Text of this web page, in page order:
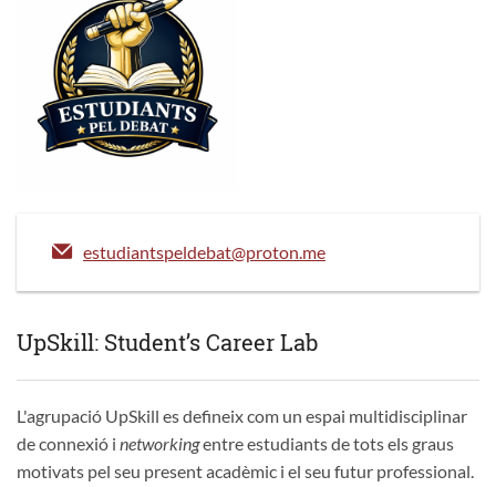
estudiantspeldebat@proton.me
UpSkill: Student’s Career Lab
L'agrupació UpSkill es defineix com un espai multidisciplinar
de connexió i networkingentre estudiants de tots els graus
motivats pel seu present acadèmic i el seu futur professional.